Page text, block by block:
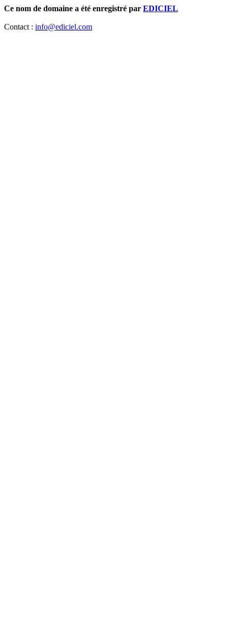
Ce nom de domaine a été enregistré par EDICIEL
Contact : info@ediciel.com